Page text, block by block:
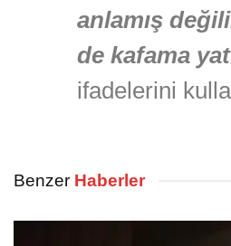
anlamış
de kafama
ifadelerini
Benzer Haberler